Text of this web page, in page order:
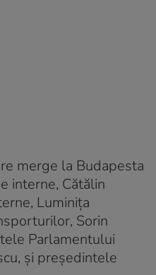
merge la Budapesta
interne, Cătălin
Luminița
Sorin
Parlamentului
și președintele